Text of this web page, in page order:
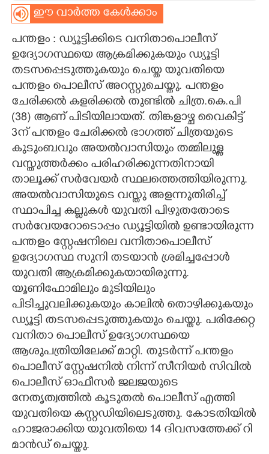
CARTOONS
LITERATURE
ZOOM
CONTACT US
ഈ വാർത്ത കേൾക്കാം
പന്തളം : ഡ്യൂട്ടിക്കിടെ വനിതാപൊലീസ്
ഉദ്യോഗസ്ഥയെ ആക്രമിക്കുകയും ഡ്യൂട്ടി
തടസപ്പെടുത്തുകയും ചെയ്ത യുവതിയെ
പന്തളം പൊലീസ് അറസ്റ്റുചെയ്തു. പന്തളം
ചേരിക്കൽ കളരിക്കൽ തുണ്ടിൽ ചിത്ര.കെ.പി
(38) ആണ് പിടിയിലായത്. തിങ്കളാഴ്ച വൈകിട്ട്
3ന് പന്തളം ചേരിക്കൽ ഭാഗത്ത് ചിത്രയുടെ
കുടുംബവും അയൽവാസിയും തമ്മിലുള്ള
വസ്തുത്തർക്കം പരിഹരിക്കുന്നതിനായി
താലൂക്ക് സർവേയർ സ്ഥലത്തെത്തിയി​രുന്നു.
അയൽവാസിയുടെ വസ്തു അളന്നുതിരിച്ച്
സ്ഥാപിച്ച കല്ലുകൾ യുവതി പിഴുതതോടെ
സർവേയറോടൊപ്പം ഡ്യൂട്ടിയിൽ ഉണ്ടായിരുന്ന
പന്തളം സ്റ്റേഷനിലെ വനിതാപൊലീസ്
ഉദ്യോഗസ്ഥ സുനി തടയാൻ ശ്രമി​ച്ചപ്പോൾ
യുവതി ആക്രമിക്കുകയായി​രുന്നു.
യൂണിഫോമിലും മുടിയിലും
പിടിച്ചുവലിക്കുകയും കാലിൽ തൊഴിക്കുകയും
ഡ്യൂട്ടി തടസപ്പെടുത്തുകയും ചെയ്തു. പരിക്കേറ്റ
വനിതാ പൊലീസ് ഉദ്യോഗസ്ഥയെ
ആശുപത്രിയിലേക്ക് മാറ്റി. തുടർന്ന് പന്തളം
പൊലീസ് സ്റ്റേഷനിൽ നിന്ന് സീനിയർ സിവിൽ
പൊലീസ് ഓഫീസർ ജലജയുടെ
നേതൃത്വത്തിൽ കൂടുതൽ പൊലീസ് എത്തി
യുവതിയെ കസ്റ്റഡിയിലെടുത്തു. കോടതിയിൽ
ഹാജരാക്കിയ യുവതിയെ 14 ദിവസത്തേക്ക് റി​
മാൻഡ് ചെയ്തു.